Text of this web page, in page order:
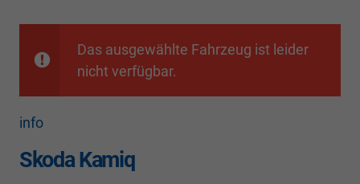
Das ausgewählte Fahrzeug ist leider
nicht verfügbar.
info
Skoda Kamiq